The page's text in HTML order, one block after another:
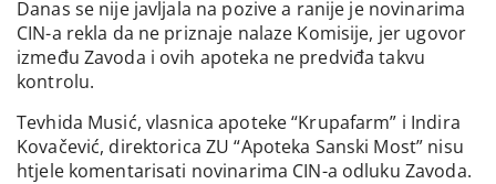
Danas se nije javljala na pozive a ranije je novinarima
CIN-a rekla da ne priznaje nalaze Komisije, jer ugovor
između Zavoda i ovih apoteka ne predviđa takvu
kontrolu.
Tevhida Musić, vlasnica apoteke “Krupafarm” i Indira
Kovačević, direktorica ZU “Apoteka Sanski Most” nisu
htjele komentarisati novinarima CIN-a odluku Zavoda.